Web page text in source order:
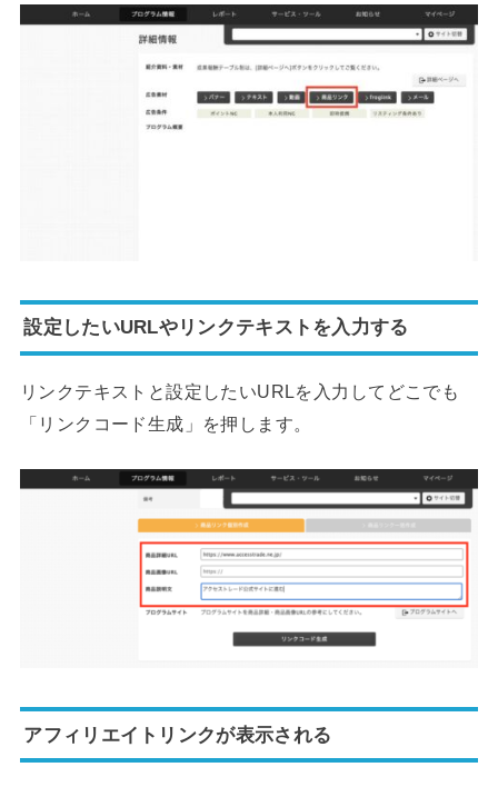
設定したいURLやリンクテキストを入力する
リンクテキストと設定したいURLを入力してどこでも
「リンクコード生成」を押します。
アフィリエイトリンクが表示される